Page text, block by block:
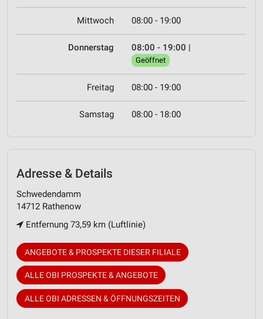
Mittwoch 08:00 - 19:00
Donnerstag 08:00 - 19:00 |
Geöffnet
Freitag 08:00 - 19:00
Samstag 08:00 - 18:00
Adresse & Details
Schwedendamm
14712 Rathenow
Entfernung 73,59 km (Luftlinie)
ANGEBOTE & PROSPEKTE DIESER FILIALE
ALLE OBI PROSPEKTE & ANGEBOTE
ALLE OBI ADRESSEN & ÖFFNUNGSZEITEN